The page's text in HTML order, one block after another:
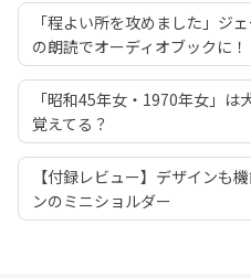
「程よい所を攻めました」ジ
の朗読でオーディオブックに！
「昭和45年女・1970年女」は
覚えてる？
【付録レビュー】デザインも
ンのミニショルダー